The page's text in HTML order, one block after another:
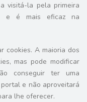
visitá-la pela primeira
e é mais eficaz na
cookies. A maioria dos
mas pode modificar
conseguir ter uma
e não aproveitará
lhe oferecer.